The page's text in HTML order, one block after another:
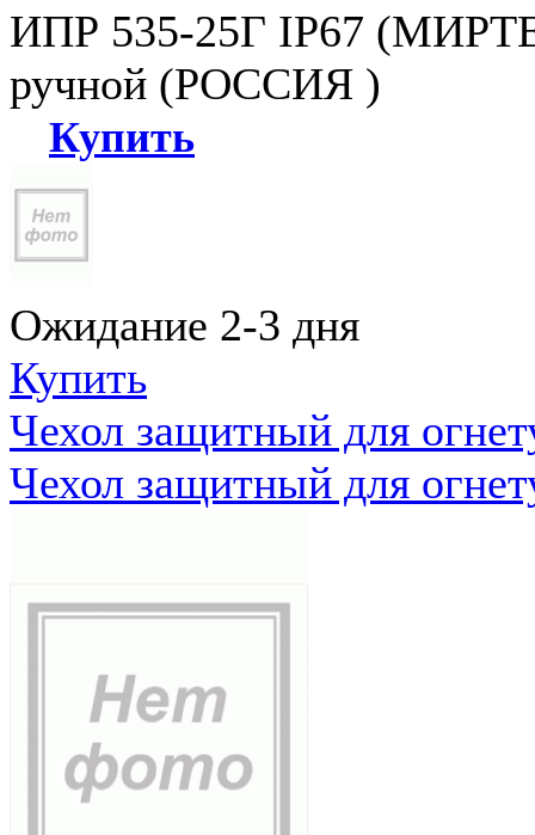
ИПР 535-25Г IP67
ручной (РОССИЯ )
Купить
Ожидание 2-3 дня
Купить
Чехол защитный для
Чехол защитный для